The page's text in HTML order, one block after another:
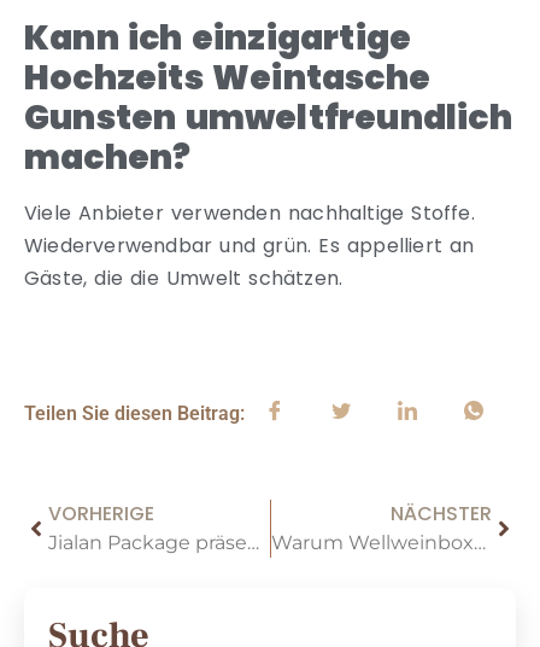
Kann ich einzigartige
Hochzeits Weintasche
Gunsten umweltfreundlich
machen?
Viele Anbieter verwenden nachhaltige Stoffe.
Wiederverwendbar und grün. Es appelliert an
Gäste, die die Umwelt schätzen.
Teilen Sie diesen Beitrag:
VORHERIGE
Jialan Package präsentiert sein neues Weinkastendesign auf der ProWein São Paulo 2025
NÄCHSTER
Warum Wellweinboxen in Schutz und Nachhaltigkeit ausgezeichnet sind
Suche